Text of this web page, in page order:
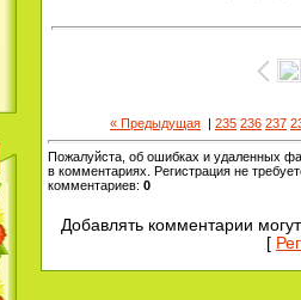
« Предыдущая | 235 236 237
Пожалуйста, об ошибках и удаленных
в комментариях. Регистрация не
комментариев: 0
Добавлять комментарии
[